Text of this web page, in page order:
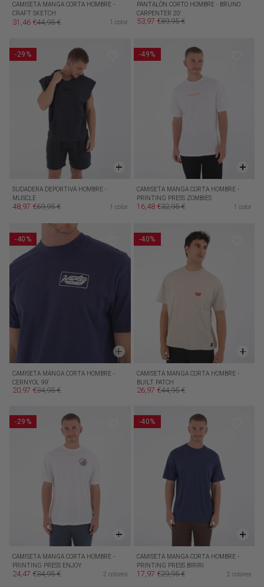
CAMISETA MANGA CORTA HOMBRE -
CRAFT SKETCH
Precio de oferta
31,46 €Precio habitual
44,95 € 1 color
PANTALÓN CORTO HOMBRE - BRUNO
CARPENTER 20'
Precio de oferta
53,97 €Precio habitual
89,95 €
-29%
SUDADERA DEPORTIVA HOMBRE -
MUSCLE
Precio de oferta
48,97 €Precio habitual
69,95 € 1 color
-49%
CAMISETA MANGA CORTA HOMBRE -
PRINTING PRESS ZOMBIES
Precio de oferta
16,48 €Precio habitual
32,95 € 1 color
-40%
CAMISETA MANGA CORTA HOMBRE -
CERNYOL 99'
Precio de oferta
20,97 €Precio habitual
34,95 €
-40%
CAMISETA MANGA CORTA HOMBRE -
BUILT PATCH
Precio de oferta
26,97 €Precio habitual
44,95 €
-29%
CAMISETA MANGA CORTA HOMBRE -
PRINTING PRESS ENJOY
Precio de oferta
24,47 €Precio habitual
34,95 € 2 colores
-40%
CAMISETA MANGA CORTA HOMBRE -
PRINTING PRESS BIRIRI
Precio de oferta
17,97 €Precio habitual
29,95 € 2 colores